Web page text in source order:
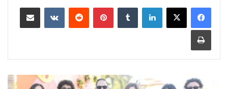
لينكدإن بينتيريست
مشاركة عبر البريد
طباعة